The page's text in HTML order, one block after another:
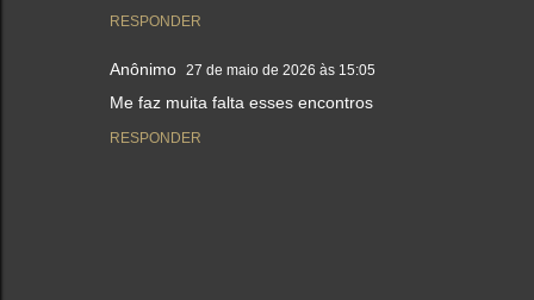
RESPONDER
Anônimo 27 de maio de 2026 às 15:05
Me faz muita falta esses encontros
RESPONDER